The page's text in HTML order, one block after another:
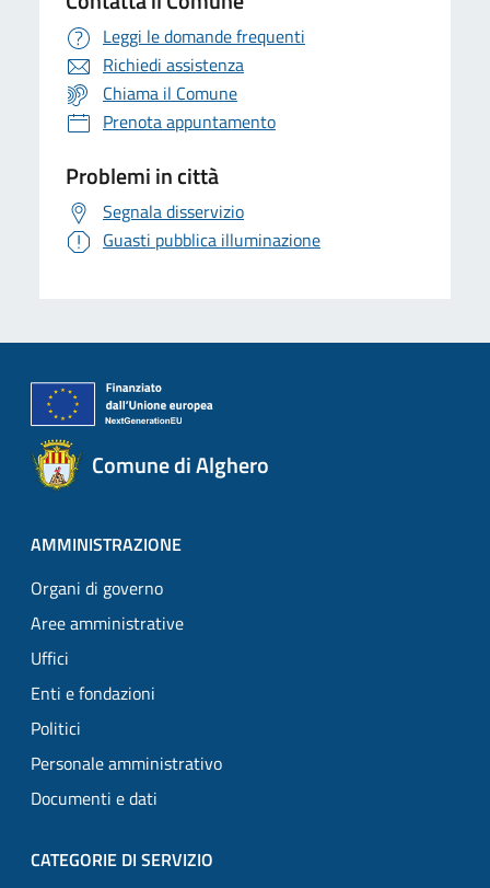
Leggi le domande frequenti
Richiedi assistenza
Chiama il Comune
Prenota appuntamento
Problemi in città
Segnala disservizio
Guasti pubblica illuminazione
Comune di Alghero
AMMINISTRAZIONE
Organi di governo
Aree amministrative
Uffici
Enti e fondazioni
Politici
Personale amministrativo
Documenti e dati
CATEGORIE DI SERVIZIO